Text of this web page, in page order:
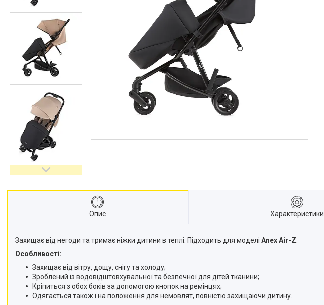
Дитячий транспорт
Іграшки
Засоби особистої гігієни
Дитяче харчування
Одяг дитячий
Переноски для дітей
Дитяча безпека
Басейни каркасні
Валізи дитячі
Надувна продукція для дітей
Корисна інформація для
батьків
Опис Характеристики
Захищає від негоди та тримає ніжки дитини в теплі. Підходить для моделі Anex Air-Z
Особливості:
Захищає від вітру, дощу, снігу та холоду;
Зроблений із водовідштовхувальної та безпечної для дітей тканини;
Кріпиться з обох боків за допомогою кнопок на ремінцях;
Одягається також і на положення для немовлят, повністю захищаючи дитину.